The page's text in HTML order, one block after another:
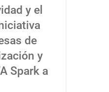
y el
de
y
Spark a